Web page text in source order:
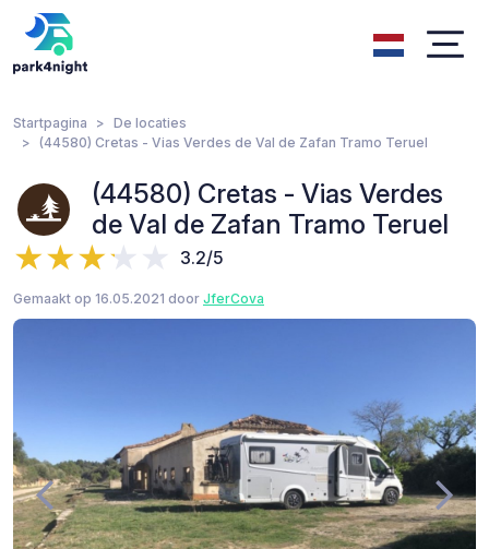
Startpagina
De locaties
(44580) Cretas - Vias Verdes de Val de Zafan Tramo Teruel
(44580) Cretas - Vias Verdes
de Val de Zafan Tramo Teruel
3.2/5
Gemaakt op 16.05.2021 door JferCova